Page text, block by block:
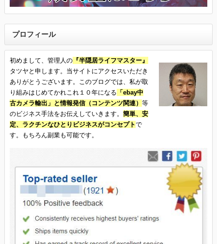
プロフィール
初めまして、管理人の『半隠居ライフマスター』
タツヤと申します。当サイトにアクセスいただき
ありがとうございます。このブログでは、私が取
り組みはじめてかれこれ１０年になる 「ebay中
古カメラ輸出」と情報発信（コンテンツ関連） 等
のビジネス手法をお伝えしていきます。 簡単、安
定、ラクチンなひとりビジネスがコンセプトで
す。もちろん副業も可能です。